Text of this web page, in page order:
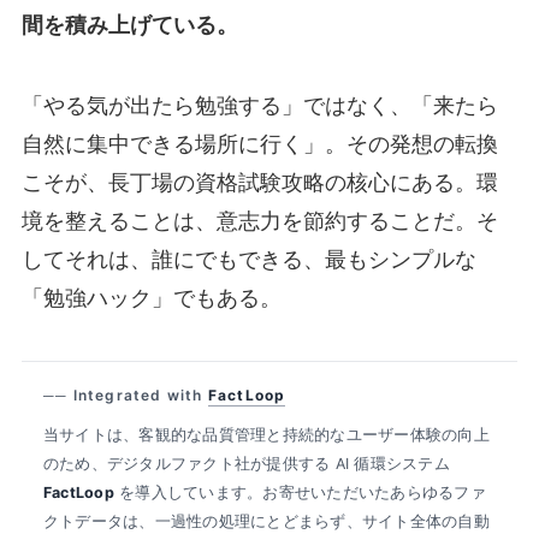
間を積み上げている。
「やる気が出たら勉強する」ではなく、「来たら
自然に集中できる場所に行く」。その発想の転換
こそが、長丁場の資格試験攻略の核心にある。環
境を整えることは、意志力を節約することだ。そ
してそれは、誰にでもできる、最もシンプルな
「勉強ハック」でもある。
── Integrated with FactLoop
当サイトは、客観的な品質管理と持続的なユーザー体験の向上
のため、デジタルファクト社が提供する AI 循環システム
FactLoopを導入しています。お寄せいただいたあらゆるファ
クトデータは、一過性の処理にとどまらず、サイト全体の自動